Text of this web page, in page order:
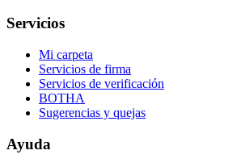
Servicios
Mi carpeta
Servicios de firma
Servicios de verificación
BOTHA
Sugerencias y quejas
Ayuda